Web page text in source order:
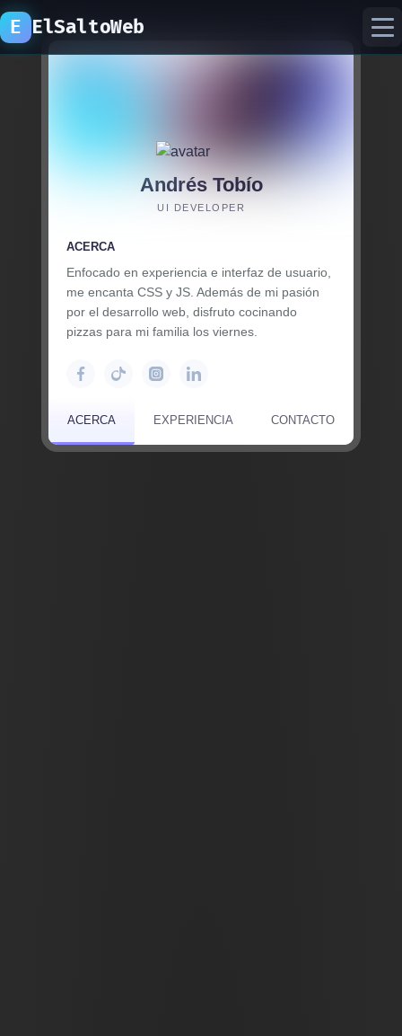
E ElSaltoWeb
recursos
Andrés Tobío
UI DEVELOPER
ACERCA
Enfocado en experiencia e interfaz de usuario,
me encanta CSS y JS. Además de mi pasión
por el desarrollo web, disfruto cocinando
pizzas para mi familia los viernes.
ACERCA EXPERIENCIA CONTACTO